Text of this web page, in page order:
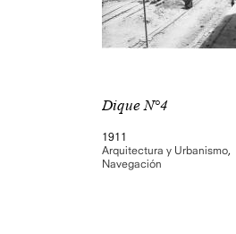
Dique N°4
1911
Arquitectura y Urbanismo,
Navegación